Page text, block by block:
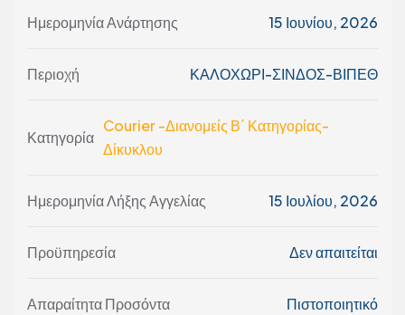
Ημερομηνία Ανάρτησης 15 Ιουνίου, 2026
Περιοχή ΚΑΛΟΧΩΡΙ-ΣΙΝΔΟΣ-ΒΙΠΕΘ
Κατηγορία
Courier -Διανομείς Β΄ Κατηγορίας-
Δίκυκλου
Ημερομηνία Λήξης Αγγελίας 15 Ιουλίου, 2026
Προϋπηρεσία Δεν απαιτείται
Απαραίτητα Προσόντα Πιστοποιητικό